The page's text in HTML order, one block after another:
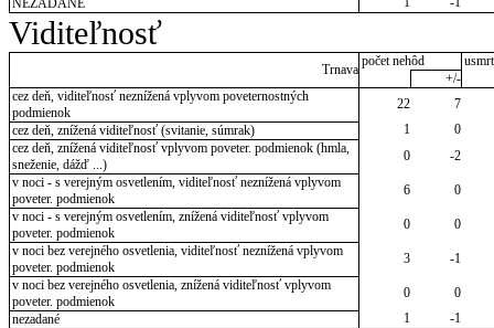
Viditeľnosť
Trnava
počet nehôd
+/-
cez deň, viditeľnosť neznížená vplyvom poveternostných
podmienok
22
7
cez deň, znížená viditeľnosť (svitanie, súmrak)
1
0
cez deň, znížená viditeľnosť vplyvom poveter. podmienok (hmla,
sneženie, dážď ...)
0
-2
v noci - s verejným osvetlením, viditeľnosť neznížená vplyvom
poveter. podmienok
6
0
v noci - s verejným osvetlením, znížená viditeľnosť vplyvom
poveter. podmienok
0
0
v noci bez verejného osvetlenia, viditeľnosť neznížená vplyvom
poveter. podmienok
3
-1
v noci bez verejného osvetlenia, znížená viditeľnosť vplyvom
poveter. podmienok
0
0
nezadané
1 -1